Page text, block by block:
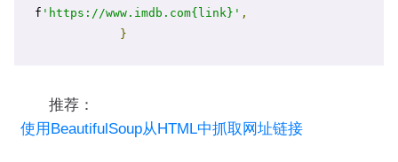
f 'https://www.imdb.com{link}' ,
}
推荐：
使用BeautifulSoup从HTML中抓取网址链接